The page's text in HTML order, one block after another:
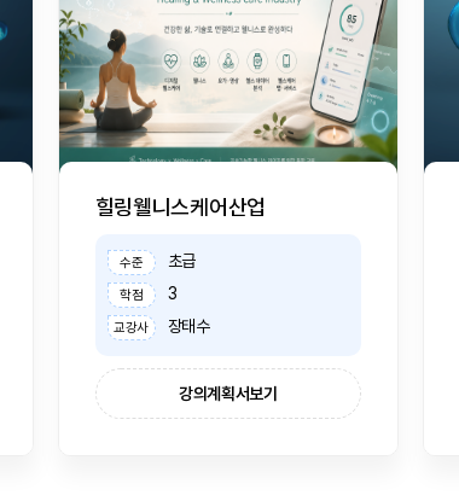
힐링웰니스케어산업
수준 초급
학점 3
교강사 장태수
강의계획서보기